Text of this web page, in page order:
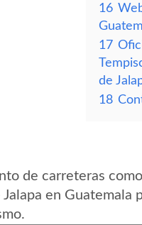
16
17
de
18
de carreteras
en Guatemala